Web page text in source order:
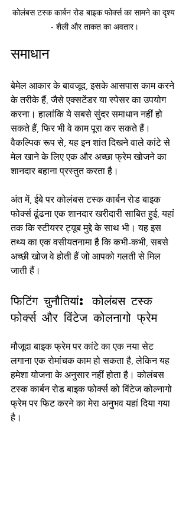
कोलंबस टस्क कार्बन रोड बाइक फोर्क्स का सामने का दृश्य
- शैली और ताकत का अवतार।
समाधान
बेमेल आकार के बावजूद, इसके आसपास काम करने
के तरीके हैं, जैसे एक्सटेंडर या स्पेसर का उपयोग
करना। हालांकि ये सबसे सुंदर समाधान नहीं हो
सकते हैं, फिर भी वे काम पूरा कर सकते हैं।
वैकल्पिक रूप से, यह इन शांत दिखने वाले कांटे से
मेल खाने के लिए एक और अच्छा फ्रेम खोजने का
शानदार बहाना प्रस्तुत करता है।
अंत में, ईबे पर कोलंबस टस्क कार्बन रोड बाइक
फोर्क्स ढूंढना एक शानदार खरीदारी साबित हुई, यहां
तक कि स्टीयरर ट्यूब मुद्दे के साथ भी। यह इस
तथ्य का एक वसीयतनामा है कि कभी-कभी, सबसे
अच्छी खोज वे होती हैं जो आपको गलती से मिल
जाती हैं।
फिटिंग चुनौतियां: कोलंबस टस्क
फोर्क्स और विंटेज कोलनागो फ्रेम
मौजूदा बाइक फ्रेम पर कांटे का एक नया सेट
लगाना एक रोमांचक काम हो सकता है, लेकिन यह
हमेशा योजना के अनुसार नहीं होता है। कोलंबस
टस्क कार्बन रोड बाइक फोर्क्स को विंटेज कोल्नागो
फ्रेम पर फिट करने का मेरा अनुभव यहां दिया गया
है।